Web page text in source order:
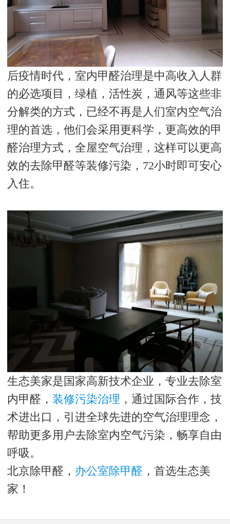
后疫情时代，室内甲醛治理是中高收入人群
的必选项目，绿植，活性炭，通风等这些非
分解类的方式，已经不再是人们室内空气治
理的首选，他们会采用更科学，更高效的甲
醛治理方式，全屋空气治理，这样可以更高
效的去除甲醛等装修污染， 72小时即可安心
入住。
生态美家是国家高新技术企业，专业去除室
内甲醛， 装修污染治理 ，通过国际合作，技
术进出口，引进全球先进的空气治理理念，
帮助更多用户去除室内空气污染，畅享自由
呼吸。
北京除甲醛， 办公室除甲醛 ，首选生态美
家！